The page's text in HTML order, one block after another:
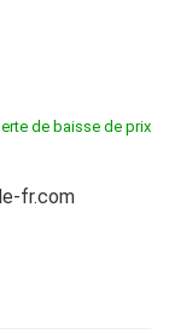
de baisse de prix
fr.com